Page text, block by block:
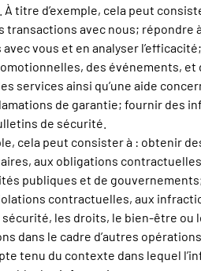
titre d’exemple, cela peut
avec nous;
vous et en analyser
des événements, et
services ainsi qu’une aide
de garantie; fournir des
de sécurité.
cela peut consister à : obtenir
aux obligations
publiques et de
contractuelles, aux
les droits, le bien-être ou
dans le cadre d’autres
tenu du contexte dans lequel